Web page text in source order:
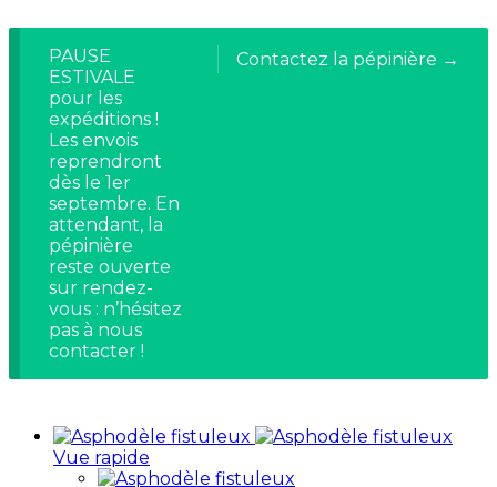
Contactez la pépinière →
PAUSE
ESTIVALE
pour les
expéditions !
Les envois
reprendront
dès le 1er
septembre. En
attendant, la
pépinière
reste ouverte
sur rendez-
vous : n’hésitez
pas à nous
contacter !
Vue rapide